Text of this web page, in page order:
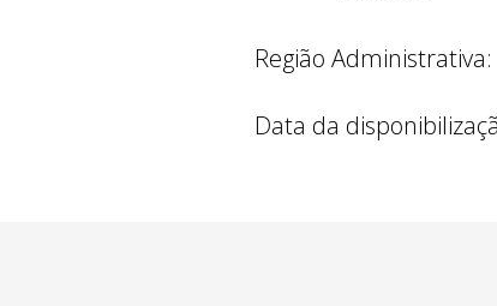
Região Administrativa:
Data da